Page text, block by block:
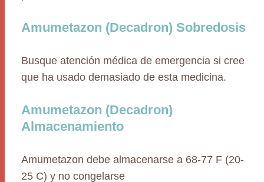
Amumetazon (Decadron) Sobredosis
Busque atención médica de emergencia si cree
que ha usado demasiado de esta medicina.
Amumetazon (Decadron)
Almacenamiento
Amumetazon debe almacenarse a 68-77 F (20-
25 C) y no congelarse